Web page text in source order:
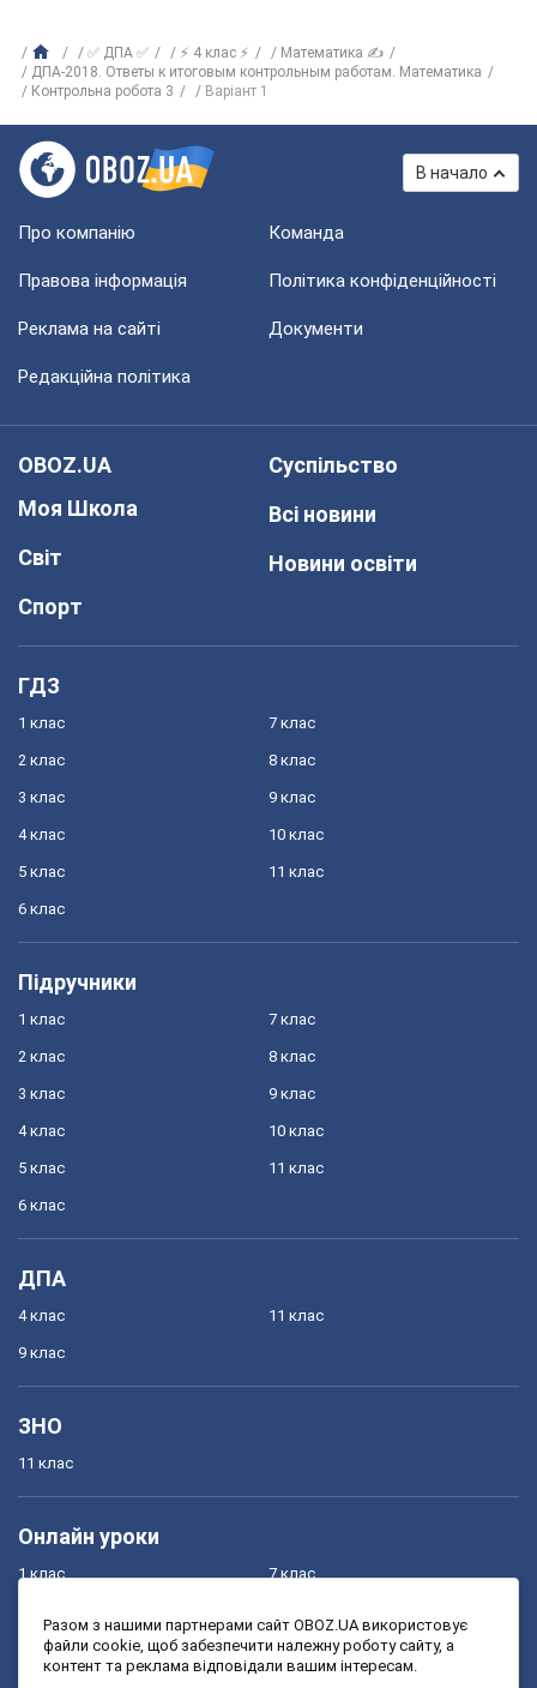
✅ ДПА ✅ ⚡ 4 клас ⚡
Математика ✍
ДПА-2018. Ответы к итоговым контрольным работам. Математика
Контрольна робота 3
Варіант 1
В начало
Про компанію Команда
Правова інформація Політика конфіденційності
Реклама на сайті Документи
Редакційна політика
OBOZ.UA
Моя Школа
Світ
Спорт
Суспільство
Всі новини
Новини освіти
ГДЗ
1 клас
2 клас
3 клас
4 клас
5 клас
6 клас
7 клас
8 клас
9 клас
10 клас
11 клас
Підручники
1 клас
2 клас
3 клас
4 клас
5 клас
6 клас
7 клас
8 клас
9 клас
10 клас
11 клас
ДПА
4 клас
9 клас
11 клас
ЗНО
11 клас
Онлайн уроки
1 клас
3 клас
7 клас
9 клас
Разом з нашими партнерами сайт OBOZ.UA використовує
файли cookie, щоб забезпечити належну роботу сайту, а
контент та реклама відповідали вашим інтересам.